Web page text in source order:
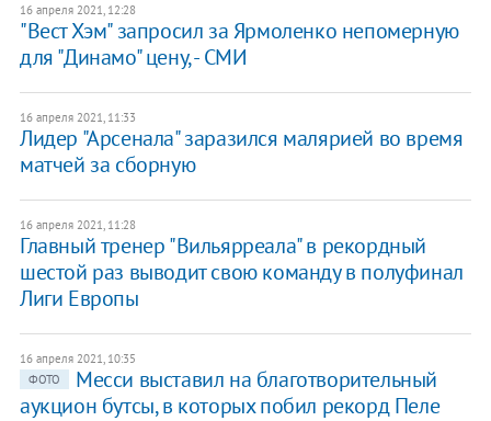
16 апреля 2021, 12:28
"Вест Хэм" запросил за Ярмоленко непомерную
для "Динамо" цену, - СМИ
16 апреля 2021, 11:33
Лидер "Арсенала" заразился малярией во время
матчей за сборную
16 апреля 2021, 11:28
Главный тренер "Вильярреала" в рекордный
шестой раз выводит свою команду в полуфинал
Лиги Европы
16 апреля 2021, 10:35
ФОТО
Месси выставил на благотворительный
аукцион бутсы, в которых побил рекорд Пеле